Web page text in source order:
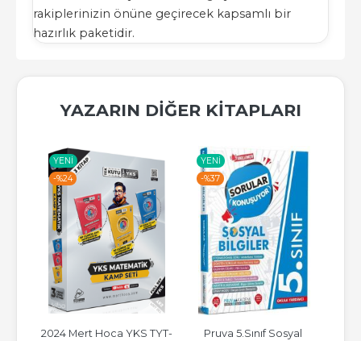
rakiplerinizin önüne geçirecek kapsamlı bir
hazırlık paketidir.
YAZARIN DIĞER KITAPLARI
YENI
-%24
2024 Mert Hoca YKS TYT-
YENI
-%37
Pruva 5.Sınıf Sosyal